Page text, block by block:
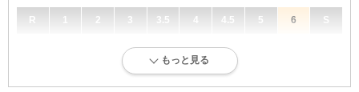
R 1 2 3 3.5 4 4.5 5 6 S
新車登録後36ヶ月未満、走行距離3万km以下で、内外装にダメージがほ
もっと見る